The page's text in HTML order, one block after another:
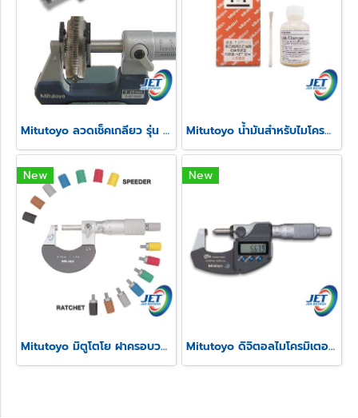
Mitutoyo ลวดเช็คเกลียว รุ่น 313 Mitutoyo น้ำมันสำหรับไมโครมิเตอร์
New
Mitutoyo มิตูโตโย ฝาครอบวงล้อและสปีดเดอร์ไมโครมิเตอร์
New
Mitutoyo ดิจิตอลไมโครมิเตอร์วัดความสูงรอยย้ำสายไฟ รุ่น 342